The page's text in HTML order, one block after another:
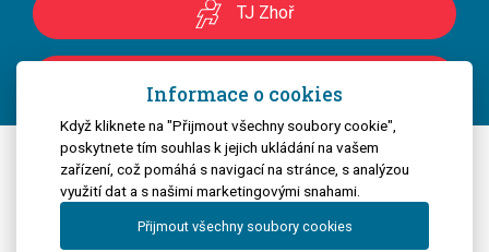
TJ Zhoř
Textová verze|Mapa stránek|Prohlášení o
přístupnosti
Informace o cookies
Když kliknete na "Přijmout všechny soubory cookie",
poskytnete tím souhlas k jejich ukládání na vašem
zařízení, což pomáhá s navigací na stránce, s analýzou
využití dat a s našimi marketingovými snahami.
Přijmout všechny soubory cookies